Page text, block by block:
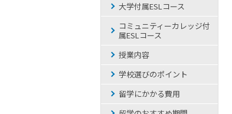
大学付属ESLコース
コミュニティーカレッジ付
属ESLコース
授業内容
学校選びのポイント
留学にかかる費用